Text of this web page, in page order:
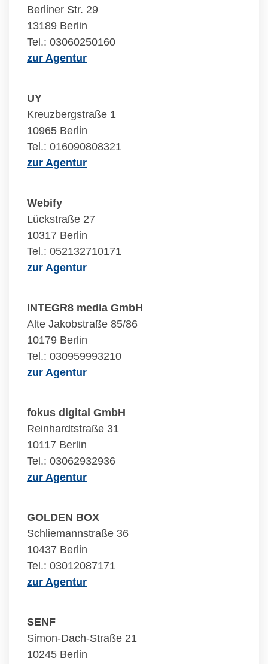
Berliner Str. 29
13189 Berlin
Tel.: 03060250160
zur Agentur
UY
Kreuzbergstraße 1
10965 Berlin
Tel.: 016090808321
zur Agentur
Webify
Lückstraße 27
10317 Berlin
Tel.: 052132710171
zur Agentur
INTEGR8 media GmbH
Alte Jakobstraße 85/86
10179 Berlin
Tel.: 030959993210
zur Agentur
fokus digital GmbH
Reinhardtstraße 31
10117 Berlin
Tel.: 03062932936
zur Agentur
GOLDEN BOX
Schliemannstraße 36
10437 Berlin
Tel.: 03012087171
zur Agentur
SENF
Simon-Dach-Straße 21
10245 Berlin